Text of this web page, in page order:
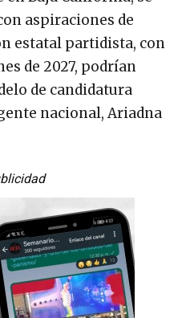
aspiraciones de
estatal partidista, con
de 2027, podrían
de candidatura
nacional, Ariadna